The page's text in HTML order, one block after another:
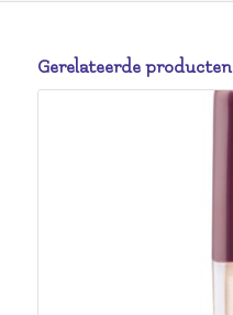
Gerelateerde producten